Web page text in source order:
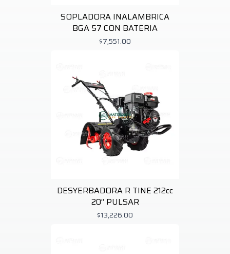
SOPLADORA INALAMBRICA
BGA 57 CON BATERIA
$7,551.00
DESYERBADORA R TINE 212cc
20” PULSAR
$13,226.00